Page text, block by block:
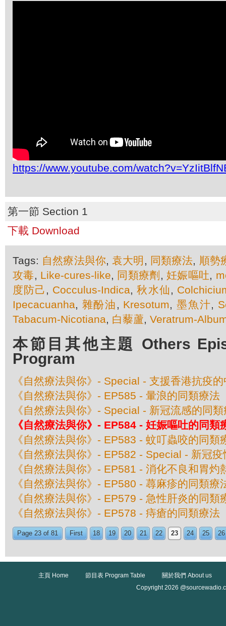
https://www.youtube.com/
第一節 Section 1
下載 Download
Tags: 自然療法與你,袁大明 , 同類療法, 順勢
攻毒, Like-cures-like, 同類療劑 ,妊娠嘔吐,
度防己 , Cocculus-Indica,秋水仙 ,
Ipecacuanha, 雜酚油 , Kresotum,墨魚汁,
Tabacum-Nicotiana, 白藜蘆, Veratrum-
本節目其他主題 Others
Program
《自然療法與你》- Special - 支援香港抗疫
《自然療法與你》- EP585 - 暈浪的同類療法
《自然療法與你》- Special - 新冠流感的同
《自然療法與你》- EP584 - 妊娠嘔吐的同類
《自然療法與你》- EP583 - 蚊叮蟲咬的同類
《自然療法與你》- EP582 - Special - 新冠
《自然療法與你》- EP581 - 消化不良和胃灼
《自然療法與你》- EP580 - 蕁麻疹的同類療
《自然療法與你》- EP579 - 急性肝炎的同類
《自然療法與你》- EP578 - 痔瘡的同類療法
Page 23 of 81 First 18 19 20 21 22 23 24 25 26
主頁 Home 節目表 Program Table
關於我們 About us
Copyright 2026